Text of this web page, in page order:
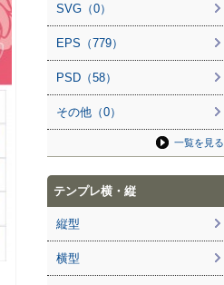
SVG（0）
EPS（779）
PSD（58）
その他（0）
一覧を見る
テンプレ横・縦
縦型
横型